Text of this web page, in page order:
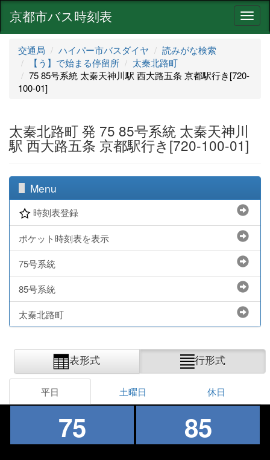
ナ
ビ
ョ
京都市バス時刻表
交通局 ハイパー市バスダイヤ
読みがな検索
【う】で始まる停留所
太秦北路町
75 85号系統 太秦天神川駅 西大路五条 京都駅行き[720-
100-01]
太秦北路町 発 75 85号系統 太秦天神川
駅 西大路五条 京都駅行き[720-100-01]
Menu
時刻表登録
ポケット時刻表を表示
75号系統
85号系統
太秦北路町
表形式 行形式
平日 土曜日 休日
75 85